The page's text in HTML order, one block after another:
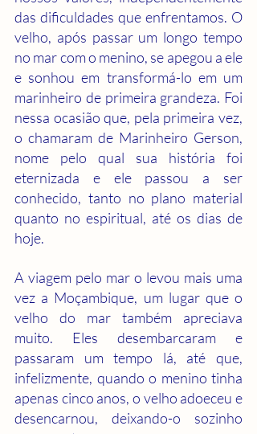
das dificuldades que enfrentamos. O
velho, após passar um longo tempo
no mar com o menino, se apegou a ele
e sonhou em transformá-lo em um
marinheiro de primeira grandeza. Foi
nessa ocasião que, pela primeira vez,
o chamaram de Marinheiro Gerson,
nome pelo qual sua história foi
eternizada e ele passou a ser
conhecido, tanto no plano material
quanto no espiritual, até os dias de
hoje.
A viagem pelo mar o levou mais uma
vez a Moçambique, um lugar que o
velho do mar também apreciava
muito. Eles desembarcaram e
passaram um tempo lá, até que,
infelizmente, quando o menino tinha
apenas cinco anos, o velho adoeceu e
desencarnou, deixando-o sozinho